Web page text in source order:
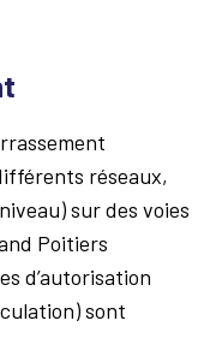
réseaux,
sur des voies
Poitiers
d’autorisation
sont